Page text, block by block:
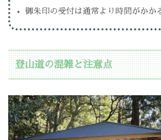
御朱印の受付は通常より時間がかか
登山道の混雑と注意点